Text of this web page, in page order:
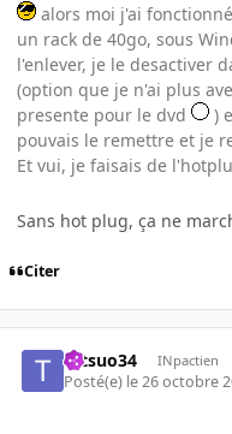
alors moi j'ai
un rack de 40go, sous
l'enlever, je le desactiver
(option que je n'ai plus
presente pour le dvd
)
pouvais le remettre et je
Et vui, je faisais de
Sans hot plug, ça ne
Citer
tetsuo34 INpactien
Posté(e) le 26 octobre